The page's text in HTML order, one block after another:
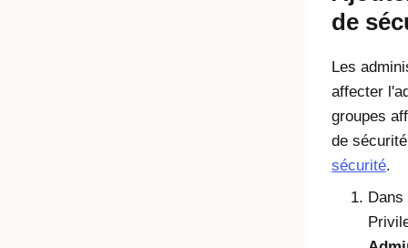
de
Les
affecter
groupes
de
sécurité.